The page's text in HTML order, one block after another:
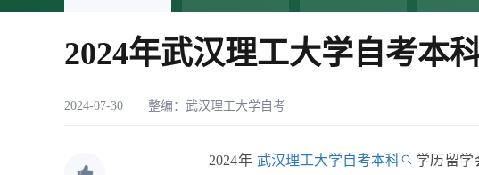
2024年武汉理工大学自考本
2024-07-30 整编： 武汉理工大学自考
2024年 武汉理工大学自考本科
学历留学